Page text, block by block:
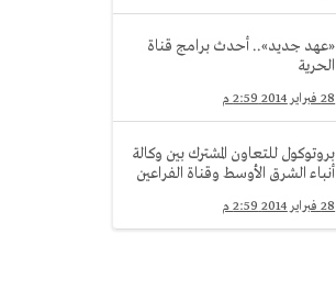
«عهد جديد».. أحدث برامج قناة
الحرية
28 فبراير 2014 2:59 م
بروتوكول للتعاون المشترك بين وكالة
أنباء الشرق الأوسط وقناة الفراعين
28 فبراير 2014 2:59 م